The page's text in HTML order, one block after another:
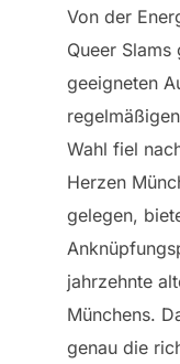
Von der
Queer Slams
geeigneten
Wahl fiel
Herzen
gelegen,
jahrzehnte
Münchens.
genau die